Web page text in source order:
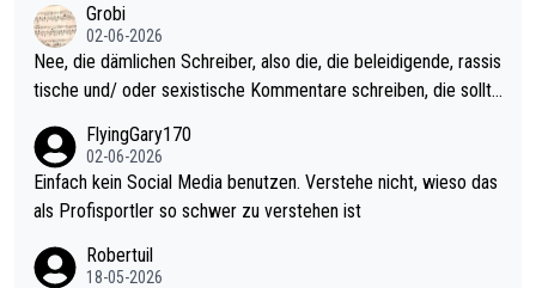
ohl wenig WDF Turniere spielen. Dies war bei Archie Self letzt
es Jahr der Fall. Er musste als amtierender Weltmeister durch
den Qualifier und ich glaube kaum, dass Mitchel sich das (in Ve
gas) antun würde, wenn er doch eigentlich die PDC-WM als Zi
el hat.
Grobi
02-06-2026
Nee, die dämlichen Schreiber, also die, die beleidigende, rassis
tische und/ oder sexistische Kommentare schreiben, die sollte
s Leben in den Griff kriegen. Nur eins wundert mich: Luke Little
r war doch neulich erst derjenige, der über Social Media GvV p
rovoziert hat. Und Littlers Mutter schießt öfters mal gegen Ric
FlyingGary170
02-06-2026
Einfach kein Social Media benutzen. Verstehe nicht, wieso das
als Profisportler so schwer zu verstehen ist
Robertuil
18-05-2026